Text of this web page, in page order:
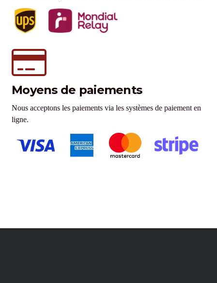
Moyens de paiements
Nous acceptons les paiements via les systèmes de paiement en
ligne.